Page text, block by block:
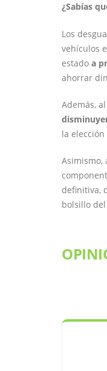
¿Sabías
Los
vehículos
estado a
ahorrar
Además,
la
Asimismo,
definitiva,
bolsillo